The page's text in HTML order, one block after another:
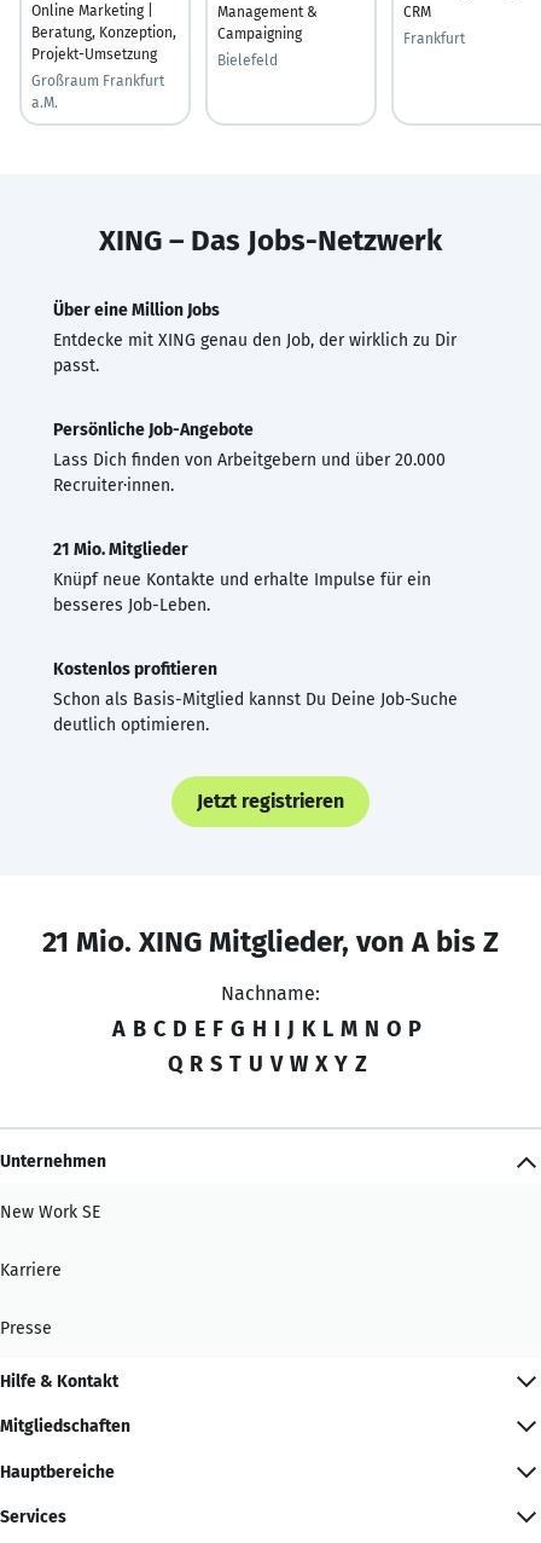
Online Marketing |
Beratung, Konzeption,
Projekt-Umsetzung
Großraum Frankfurt
a.M.
Management &
Campaigning
Bielefeld
CRM
Frankfurt
XING – Das Jobs-Netzwerk
Über eine Million Jobs
Entdecke mit XING genau den Job, der wirklich zu Dir
passt.
Persönliche Job-Angebote
Lass Dich finden von Arbeitgebern und über 20.000
Recruiter·innen.
21 Mio. Mitglieder
Knüpf neue Kontakte und erhalte Impulse für ein
besseres Job-Leben.
Kostenlos profitieren
Schon als Basis-Mitglied kannst Du Deine Job-Suche
deutlich optimieren.
Jetzt registrieren
21 Mio. XING Mitglieder, von A bis Z
Nachname:
A B C D E F G H I J K L M N O P
Q R S T U V W X Y Z
Unternehmen
New Work SE
Karriere
Presse
Hilfe & Kontakt
Mitgliedschaften
Hauptbereiche
Services